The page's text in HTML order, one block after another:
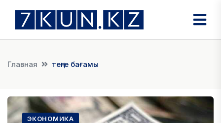
Главная теңге бағамы
ЭКОНОМИКА